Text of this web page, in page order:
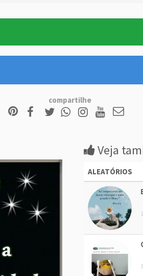
compartilhe
Veja
ALEATÓRIOS